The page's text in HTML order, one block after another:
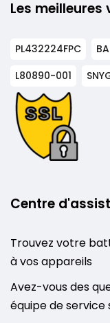
Les
PL432224FPC
L80890-001
Centre
Trouvez votre
à vos appareils
Avez-vous des
équipe de service